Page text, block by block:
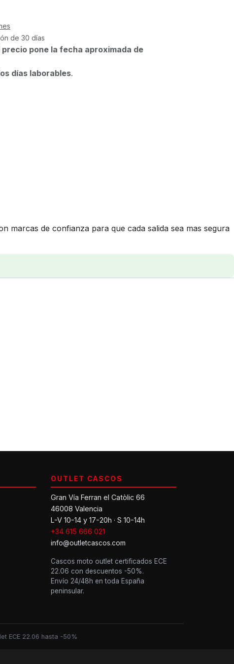
de 30 días
precio pone la fecha aproximada de
días laborables.
marcas de confianza para que cada salida sea mas segura
OUTLET CASCOS
Gran Vía Ferran el Catòlic 66
46008 Valencia
L-V 10-14 y 17-20h · S 10-14h
+34 615 666 021
info@outletcascos.com
Cascos moto outlet certificados ECE
22.06 con descuentos -50%.
Envío 24/48h en toda España
peninsular.
ECE 22.06 hasta -50%